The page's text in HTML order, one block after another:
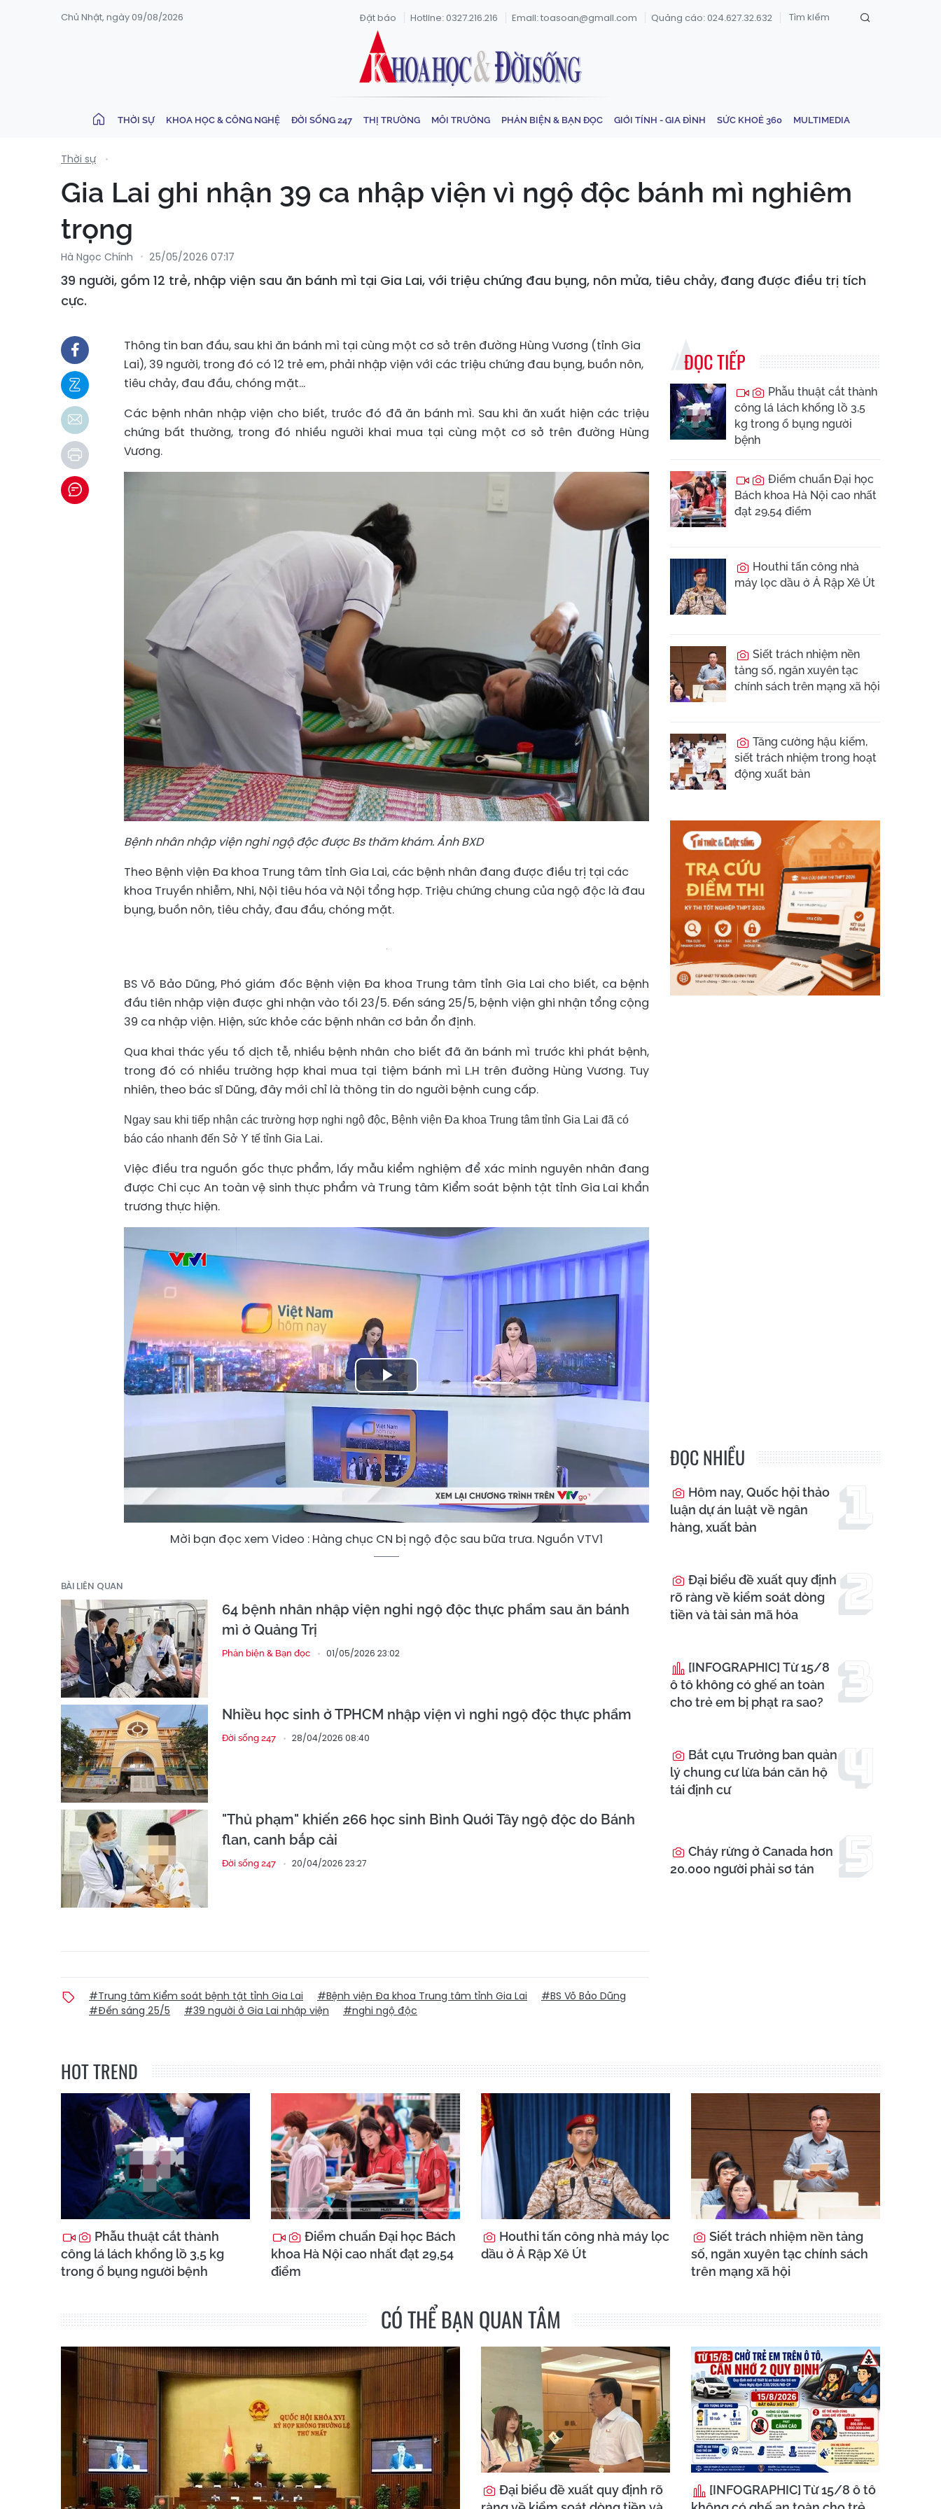
Chủ Nhật, ngày 09/08/2026 Đặt báo Hotline: 0327.216.216 Email: toasoan@gmail.com Quảng cáo: 024.627.32.632
THỜI SỰ KHOA HỌC & CÔNG NGHỆ ĐỜI SỐNG 247 THỊ TRƯỜNG MÔI TRƯỜNG PHẢN BIỆN & BẠN ĐỌC GIỚI TÍNH - GIA ĐÌNH SỨC KHOẺ 360 MULTIMEDIA
Thời sự
Gia Lai ghi nhận 39 ca nhập viện vì ngộ độc bánh mì nghiêm
trọng
Hà Ngọc Chính 25/05/2026 07:17
39 người, gồm 12 trẻ, nhập viện sau ăn bánh mì tại Gia Lai, với triệu chứng đau bụng, nôn mửa, tiêu chảy, đang được điều trị tích
cực.
Thông tin ban đầu, sau khi ăn bánh mì tại cùng một cơ sở trên đường Hùng Vương (tỉnh Gia
Lai), 39 người, trong đó có 12 trẻ em, phải nhập viện với các triệu chứng đau bụng, buồn nôn,
tiêu chảy, đau đầu, chóng mặt...
Các bệnh nhân nhập viện cho biết, trước đó đã ăn bánh mì. Sau khi ăn xuất hiện các triệu
chứng bất thường, trong đó nhiều người khai mua tại cùng một cơ sở trên đường Hùng
Vương.
Bệnh nhân nhập viện nghi ngộ độc được Bs thăm khám. Ảnh BXD
Theo Bệnh viện Đa khoa Trung tâm tỉnh Gia Lai, các bệnh nhân đang được điều trị tại các
khoa Truyền nhiễm, Nhi, Nội tiêu hóa và Nội tổng hợp. Triệu chứng chung của ngộ độc là đau
bụng, buồn nôn, tiêu chảy, đau đầu, chóng mặt.
BS Võ Bảo Dũng, Phó giám đốc Bệnh viện Đa khoa Trung tâm tỉnh Gia Lai cho biết, ca bệnh
đầu tiên nhập viện được ghi nhận vào tối 23/5. Đến sáng 25/5, bệnh viện ghi nhận tổng cộng
39 ca nhập viện. Hiện, sức khỏe các bệnh nhân cơ bản ổn định.
Qua khai thác yếu tố dịch tễ, nhiều bệnh nhân cho biết đã ăn bánh mì trước khi phát bệnh,
trong đó có nhiều trường hợp khai mua tại tiệm bánh mì L.H trên đường Hùng Vương. Tuy
nhiên, theo bác sĩ Dũng, đây mới chỉ là thông tin do người bệnh cung cấp.
Ngay sau khi tiếp nhận các trường hợp nghi ngộ độc, Bệnh viện Đa khoa Trung tâm tỉnh Gia Lai đã có
báo cáo nhanh đến Sở Y tế tỉnh Gia Lai.
Việc điều tra nguồn gốc thực phẩm, lấy mẫu kiểm nghiệm để xác minh nguyên nhân đang
được Chi cục An toàn vệ sinh thực phẩm và Trung tâm Kiểm soát bệnh tật tỉnh Gia Lai khẩn
trương thực hiện.
Play
Video
Mời bạn đọc xem Video : Hàng chục CN bị ngộ độc sau bữa trưa. Nguồn VTV1
BÀI LIÊN QUAN
64 bệnh nhân nhập viện nghi ngộ độc thực phẩm sau ăn bánh
mì ở Quảng Trị
Phản biện & Bạn đọc 01/05/2026 23:02
Nhiều học sinh ở TPHCM nhập viện vì nghi ngộ độc thực phẩm
Đời sống 247 28/04/2026 08:40
"Thủ phạm" khiến 266 học sinh Bình Quới Tây ngộ độc do Bánh
flan, canh bắp cải
Đời sống 247 20/04/2026 23:27
#Trung tâm Kiểm soát bệnh tật tỉnh Gia Lai #Bệnh viện Đa khoa Trung tâm tỉnh Gia Lai
#BS Võ Bảo Dũng
#Đến sáng 25/5
#39 người ở Gia Lai nhập viện #nghi ngộ độc
ĐỌC TIẾP
Phẫu thuật cắt thành
công lá lách khổng lồ 3,5
kg trong ổ bụng người
bệnh
Điểm chuẩn Đại học
Bách khoa Hà Nội cao nhất
đạt 29,54 điểm
Houthi tấn công nhà
máy lọc dầu ở Ả Rập Xê Út
Siết trách nhiệm nền
tảng số, ngăn xuyên tạc
chính sách trên mạng xã hội
Tăng cường hậu kiểm,
siết trách nhiệm trong hoạt
động xuất bản
ĐỌC NHIỀU
Hôm nay, Quốc hội thảo
luận dự án luật về ngân
hàng, xuất bản
Đại biểu đề xuất quy định
rõ ràng về kiểm soát dòng
tiền và tài sản mã hóa
[INFOGRAPHIC] Từ 15/8
ô tô không có ghế an toàn
cho trẻ em bị phạt ra sao?
Bắt cựu Trưởng ban quản
lý chung cư lừa bán căn hộ
tái định cư
Cháy rừng ở Canada hơn
20.000 người phải sơ tán
HOT TREND
Phẫu thuật cắt thành
công lá lách khổng lồ 3,5 kg
trong ổ bụng người bệnh
Điểm chuẩn Đại học Bách
khoa Hà Nội cao nhất đạt 29,54
điểm
Houthi tấn công nhà máy lọc
dầu ở Ả Rập Xê Út
Siết trách nhiệm nền tảng
số, ngăn xuyên tạc chính sách
trên mạng xã hội
CÓ THỂ BẠN QUAN TÂM
Đại biểu đề xuất quy định rõ
[INFOGRAPHIC] Từ 15/8 ô tô